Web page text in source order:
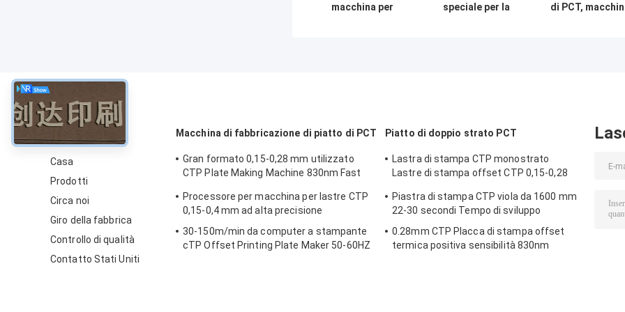
macchina per
speciale per la
di PCT,
macchina di
fabbricazione
Casa
Prodotti
Circa noi
Giro della fabbrica
Controllo di qualità
Contatto Stati Uniti
Macchina di fabbricazione di piatto di PCT
Gran formato 0,15-0,28 mm utilizzato
CTP Plate Making Machine 830nm Fast
Processore per macchina per lastre CTP
0,15-0,4 mm ad alta precisione
30-150m/min da computer a stampante
cTP Offset Printing Plate Maker 50-60HZ
Piatto di doppio strato PCT
Lastra di stampa CTP monostrato
Lastre di stampa offset CTP 0,15-0,28
Piastra di stampa CTP viola da 1600 mm
22-30 secondi Tempo di sviluppo
0.28mm CTP Placca di stampa offset
termica positiva sensibilità 830nm